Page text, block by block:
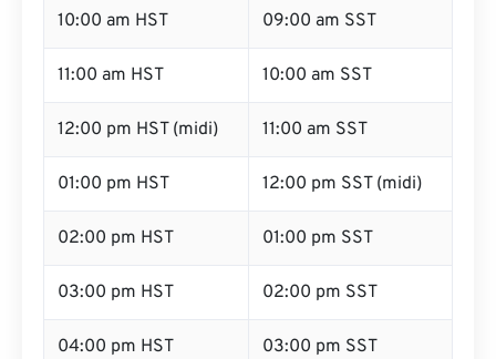
10:00 am HST 09:00 am SST
11:00 am HST 10:00 am SST
12:00 pm HST (midi) 11:00 am SST
01:00 pm HST 12:00 pm SST (midi)
02:00 pm HST 01:00 pm SST
03:00 pm HST 02:00 pm SST
04:00 pm HST 03:00 pm SST